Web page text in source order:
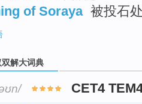
of Soraya 被投石
解大词典
CET4